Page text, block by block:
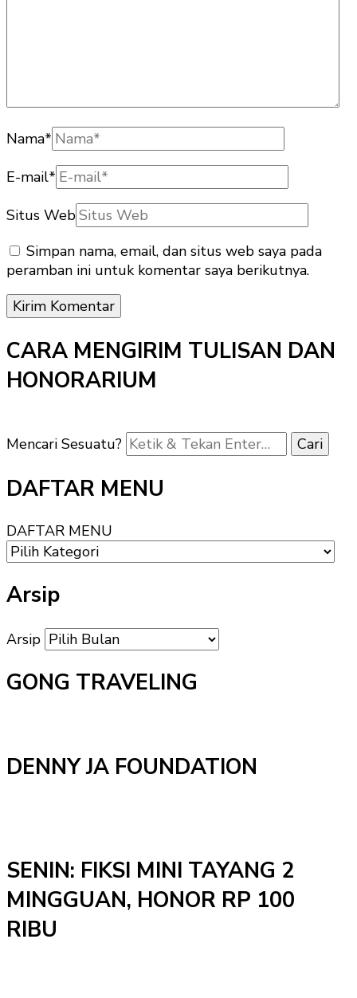
Nama*
E-mail*
Situs Web
Simpan nama, email, dan situs web saya pada
peramban ini untuk komentar saya berikutnya.
CARA MENGIRIM TULISAN DAN
HONORARIUM
Mencari Sesuatu?
DAFTAR MENU
DAFTAR MENU
Arsip
Arsip
GONG TRAVELING
DENNY JA FOUNDATION
SENIN: FIKSI MINI TAYANG 2
MINGGUAN, HONOR RP 100
RIBU